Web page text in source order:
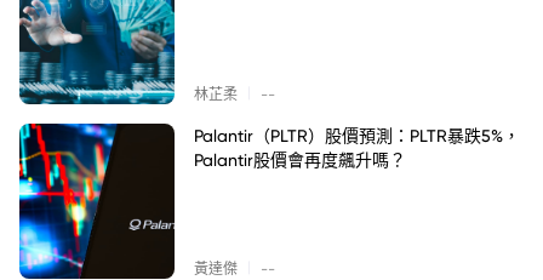
林芷柔 --
Palantir（PLTR）股價預測：PLTR暴跌5%，
Palantir股價會再度飆升嗎？
黃達傑 --